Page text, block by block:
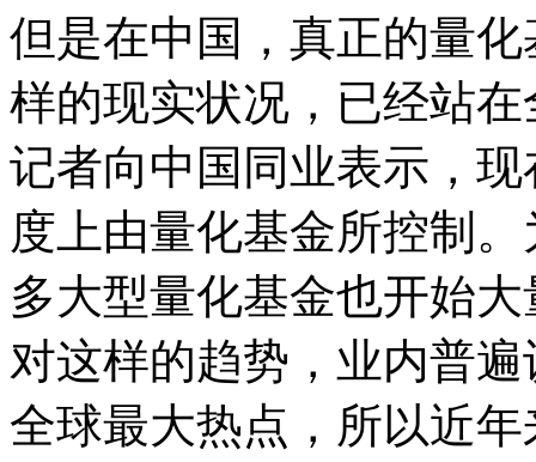
但是在中国，真正的量
样的现实状况，已经站
记者向中国同业表示，
度上由量化基金所控制
多大型量化基金也开始
对这样的趋势，业内普
全球最大热点，所以近